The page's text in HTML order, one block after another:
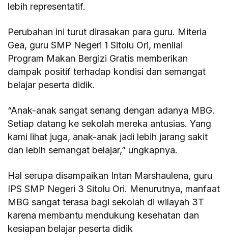
lebih representatif.
Perubahan ini turut dirasakan para guru. Miteria
Gea, guru SMP Negeri 1 Sitolu Ori, menilai
Program Makan Bergizi Gratis memberikan
dampak positif terhadap kondisi dan semangat
belajar peserta didik.
“Anak-anak sangat senang dengan adanya MBG.
Setiap datang ke sekolah mereka antusias. Yang
kami lihat juga, anak-anak jadi lebih jarang sakit
dan lebih semangat belajar,” ungkapnya.
Hal serupa disampaikan Intan Marshaulena, guru
IPS SMP Negeri 3 Sitolu Ori. Menurutnya, manfaat
MBG sangat terasa bagi sekolah di wilayah 3T
karena membantu mendukung kesehatan dan
kesiapan belajar peserta didik